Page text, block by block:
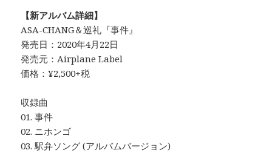
【新アルバム詳細】
ASA-CHANG＆巡礼『事件』
発売日：2020年4月22日
発売元：Airplane Label
価格：¥2,500+税
収録曲
01. 事件
02. ニホンゴ
03. 駅弁ソング (アルバムバージョン)